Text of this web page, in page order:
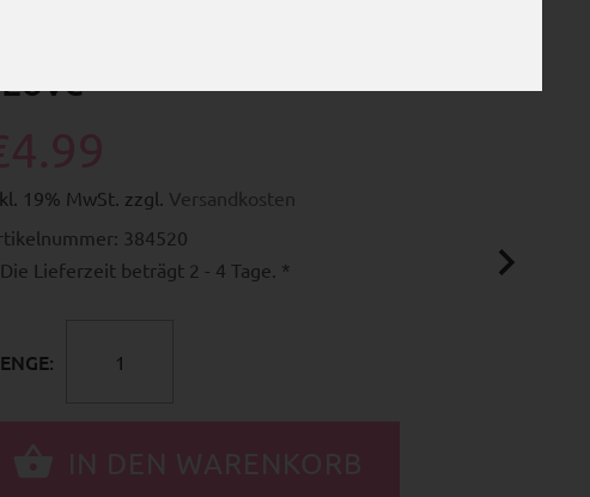
19% MwSt. zzgl. Versandkosten
384520
Die Lieferzeit beträgt 2 - 4 Tage. *